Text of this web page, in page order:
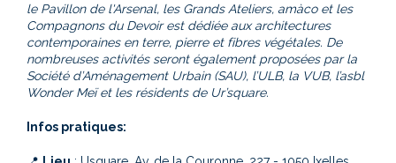
le Pavillon de l'Arsenal, les Grands Ateliers, amàco et les
Compagnons du Devoir est dédiée aux architectures
contemporaines en terre, pierre et fibres végétales. De
nombreuses activités seront également proposées par la
Société d’Aménagement Urbain (SAU), l’ULB, la VUB, l’asbl
Wonder Meï et les résidents de Ur’square.
Infos pratiques: